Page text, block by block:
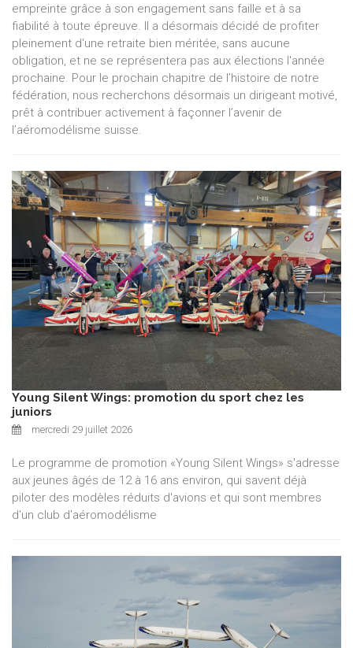
empreinte grâce à son engagement sans faille et à sa
fiabilité à toute épreuve. Il a désormais décidé de profiter
pleinement d'une retraite bien méritée, sans aucune
obligation, et ne se représentera pas aux élections l'année
prochaine. Pour le prochain chapitre de l’histoire de notre
fédération, nous recherchons désormais un dirigeant motivé,
prêt à contribuer activement à façonner l’avenir de
l’aéromodélisme suisse.
Young Silent Wings: promotion du sport chez les
juniors
mercredi 29 juillet 2026
Le programme de promotion «Young Silent Wings» s'adresse
aux jeunes âgés de 12 à 16 ans environ, qui savent déjà
piloter des modèles réduits d'avions et qui sont membres
d'un club d'aéromodélisme